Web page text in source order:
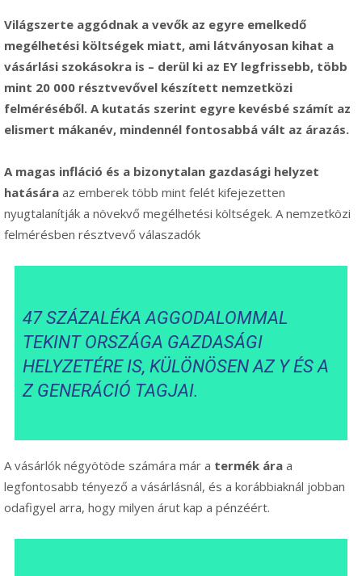
Világszerte aggódnak a vevők az egyre emelkedő
megélhetési költségek miatt, ami látványosan kihat a
vásárlási szokásokra is – derül ki az EY legfrissebb, több
mint 20 000 résztvevővel készített nemzetközi
felméréséből. A kutatás szerint egyre kevésbé számít az
elismert mákanév, mindennél fontosabbá vált az árazás.
A magas infláció és a bizonytalan gazdasági helyzet
hatására az emberek több mint felét kifejezetten
nyugtalanítják a növekvő megélhetési költségek. A nemzetközi
felmérésben résztvevő válaszadók
47 SZÁZALÉKA AGGODALOMMAL
TEKINT ORSZÁGA GAZDASÁGI
HELYZETÉRE IS, KÜLÖNÖSEN AZ Y ÉS A
Z GENERÁCIÓ TAGJAI.
A vásárlók négyötöde számára már a termék ára a
legfontosabb tényező a vásárlásnál, és a korábbiaknál jobban
odafigyel arra, hogy milyen árut kap a pénzéért.